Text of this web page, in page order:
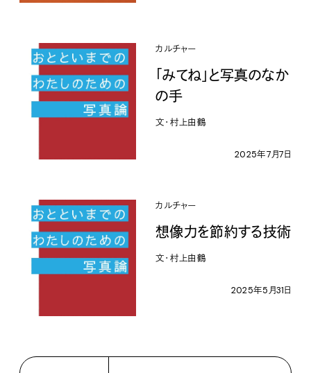
カルチャー
「みてね」と写真のなか
の手
文・村上由鶴
2025年7月7日
カルチャー
想像力を節約する技術
文・村上由鶴
2025年5月31日